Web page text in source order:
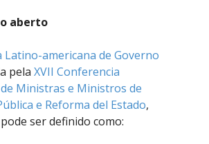
aberto
Latino-americana de Governo
pela XVII Conferencia
Ministras e Ministros de
e Reforma del Estado,
ser definido como: